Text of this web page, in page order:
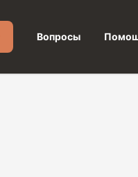
Вопросы